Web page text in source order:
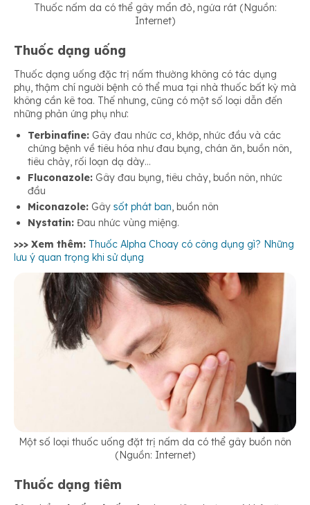
Thuốc nấm da có thể gây mẩn đỏ, ngứa rát (Nguồn:
Internet)
Thuốc dạng uống
Thuốc dạng uống đặc trị nấm thường không có tác dụng
phụ, thậm chí người bệnh có thể mua tại nhà thuốc bất kỳ mà
không cần kê toa. Thế nhưng, cũng có một số loại dẫn đến
những phản ứng phụ như:
Terbinafine: Gây đau nhức cơ, khớp, nhức đầu và các
chứng bệnh về tiêu hóa như đau bụng, chán ăn, buồn nôn,
tiêu chảy, rối loạn dạ dày…
Fluconazole: Gây đau bụng, tiêu chảy, buồn nôn, nhức
đầu
Miconazole: Gây sốt phát ban, buồn nôn
Nystatin: Đau nhức vùng miệng.
>>> Xem thêm: Thuốc Alpha Choay có công dụng gì? Những
lưu ý quan trọng khi sử dụng
Một số loại thuốc uống đặt trị nấm da có thể gây buồn nôn
(Nguồn: Internet)
Thuốc dạng tiêm